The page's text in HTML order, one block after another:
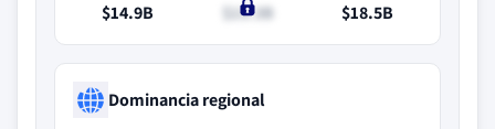
$14.9B
$15.3B
$18.5B
Dominancia regional